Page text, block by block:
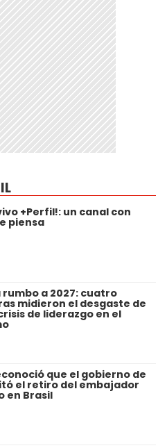
+Perfil!: un canal con
piensa
rumbo a 2027: cuatro
midieron el desgaste de
de liderazgo en el
que el gobierno de
el retiro del embajador
en Brasil